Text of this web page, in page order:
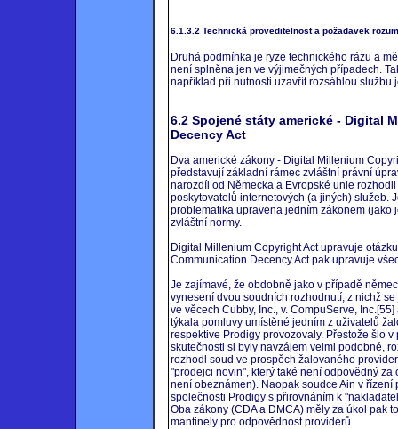
6.1.3.2 Technická proveditelnost a požadavek
Druhá podmínka je ryze technického rázu a
není splněna jen ve výjimečných případech.
například při nutnosti uzavřít rozsáhlou
6.2 Spojené státy americké - Digital
Decency Act
Dva americké zákony - Digital Millenium
představují základní rámec zvláštní právní
narozdíl od Německa a Evropské unie
poskytovatelů internetových (a jiných) služeb.
problematika upravena jedním zákonem (jako
zvláštní normy.
Digital Millenium Copyright Act upravuje
Communication Decency Act pak upravuje
Je zajímavé, že obdobně jako v případě
vynesení dvou soudních rozhodnutí, z nichž
ve věcech Cubby, Inc., v. CompuServe,
týkala pomluvy umístěné jedním z uživatelů
respektive Prodigy provozovaly. Přestože šlo
skutečnosti si byly navzájem velmi podobné,
rozhodl soud ve prospěch žalovaného
"prodejci novin", který také není odpovědný
není obeznámen). Naopak soudce Ain v
společnosti Prodigy s přirovnáním k
Oba zákony (CDA a DMCA) měly za úkol pak
mantinely pro odpovědnost providerů.